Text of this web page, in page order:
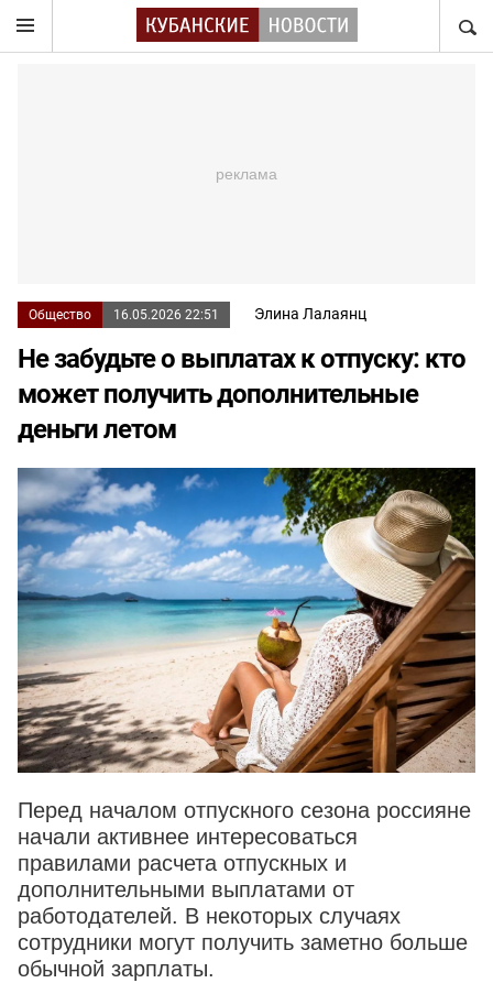
Общество 16.05.2026 22:51 Элина Лалаянц
Не забудьте о выплатах к отпуску: кто
может получить дополнительные
деньги летом
Перед началом отпускного сезона россияне
начали активнее интересоваться
правилами расчета отпускных и
дополнительными выплатами от
работодателей. В некоторых случаях
сотрудники могут получить заметно больше
обычной зарплаты.